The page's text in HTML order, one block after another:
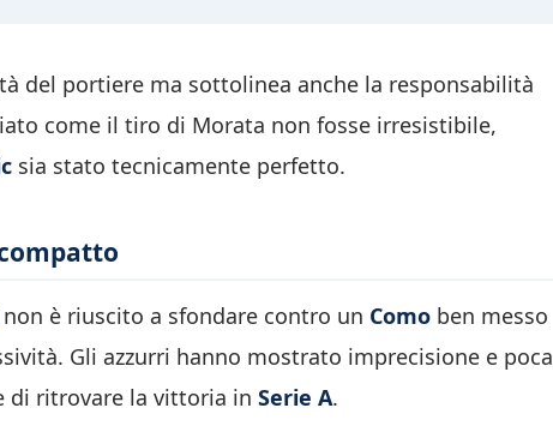
del portiere ma sottolinea anche la responsabilità
come il tiro di Morata non fosse irresistibile,
sia stato tecnicamente perfetto.
non è riuscito a sfondare contro un Como ben messo
Gli azzurri hanno mostrato imprecisione e poca
di ritrovare la vittoria in Serie A.